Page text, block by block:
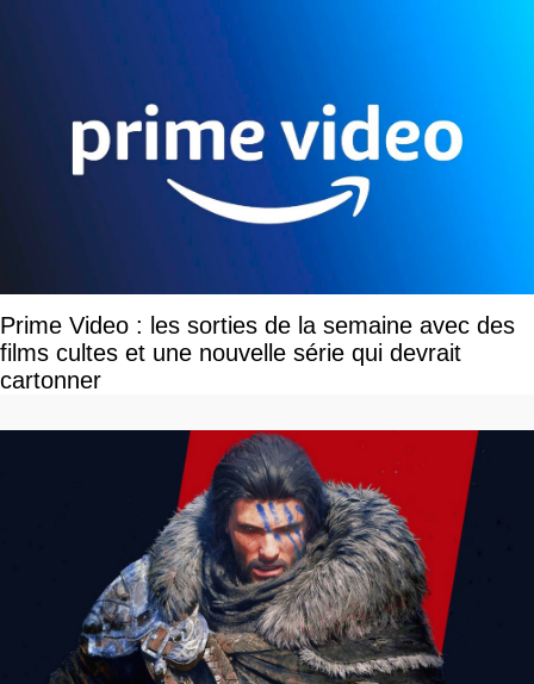
Prime Video : les sorties de la semaine avec des
films cultes et une nouvelle série qui devrait
cartonner